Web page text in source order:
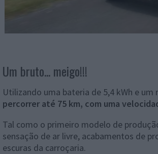
Um bruto... meigo!!!
Utilizando uma bateria de 5,4 kWh e
percorrer até 75 km, com uma
Tal como o primeiro modelo de
sensação de ar livre, acabamentos de
escuras da carroçaria.